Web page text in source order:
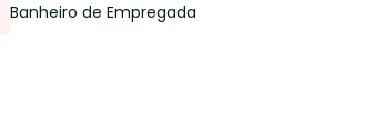
Banheiro de Empregada